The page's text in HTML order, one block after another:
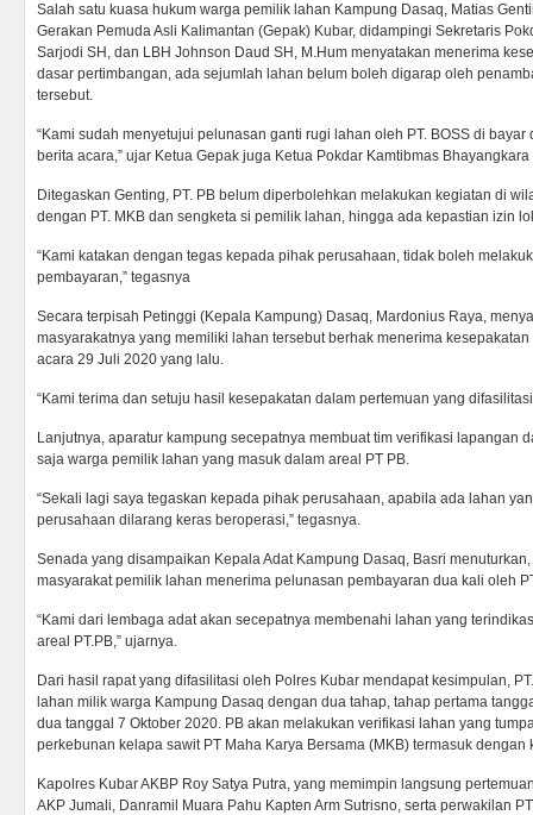
Salah satu kuasa hukum warga pemilik lahan Kampung Dasaq, Matias
Gerakan Pemuda Asli Kalimantan (Gepak) Kubar, didampingi Sekretaris
Sarjodi SH, dan LBH Johnson Daud SH, M.Hum menyatakan menerima
dasar pertimbangan, ada sejumlah lahan belum boleh digarap oleh
tersebut.
“Kami sudah menyetujui pelunasan ganti rugi lahan oleh PT. BOSS di
berita acara,” ujar Ketua Gepak juga Ketua Pokdar Kamtibmas
Ditegaskan Genting, PT. PB belum diperbolehkan melakukan kegiatan di
dengan PT. MKB dan sengketa si pemilik lahan, hingga ada kepastian izin
“Kami katakan dengan tegas kepada pihak perusahaan, tidak boleh
pembayaran,” tegasnya
Secara terpisah Petinggi (Kepala Kampung) Dasaq, Mardonius Raya,
masyarakatnya yang memiliki lahan tersebut berhak menerima
acara 29 Juli 2020 yang lalu.
“Kami terima dan setuju hasil kesepakatan dalam pertemuan yang
Lanjutnya, aparatur kampung secepatnya membuat tim verifikasi lapangan
saja warga pemilik lahan yang masuk dalam areal PT PB.
“Sekali lagi saya tegaskan kepada pihak perusahaan, apabila ada lahan
perusahaan dilarang keras beroperasi,” tegasnya.
Senada yang disampaikan Kepala Adat Kampung Dasaq, Basri
masyarakat pemilik lahan menerima pelunasan pembayaran dua kali oleh
“Kami dari lembaga adat akan secepatnya membenahi lahan yang
areal PT.PB,” ujarnya.
Dari hasil rapat yang difasilitasi oleh Polres Kubar mendapat kesimpulan,
lahan milik warga Kampung Dasaq dengan dua tahap, tahap pertama
dua tanggal 7 Oktober 2020. PB akan melakukan verifikasi lahan yang
perkebunan kelapa sawit PT Maha Karya Bersama (MKB) termasuk
Kapolres Kubar AKBP Roy Satya Putra, yang memimpin langsung
AKP Jumali, Danramil Muara Pahu Kapten Arm Sutrisno, serta perwakilan